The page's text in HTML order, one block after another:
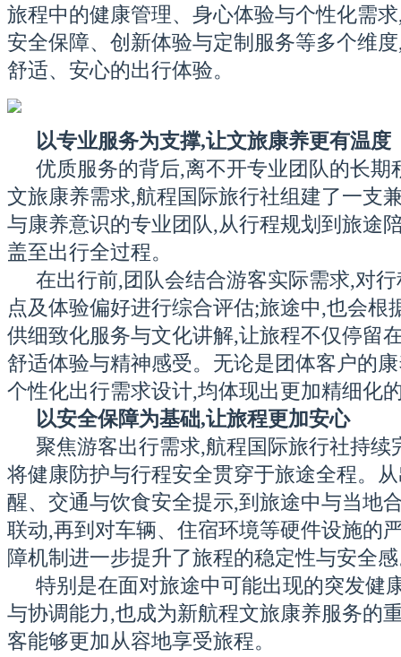
旅程中的健康管理、身心体验与个性化需
安全保障、创新体验与定制服务等多个维
舒适、安心的出行体验。
以专业服务为支撑,让文旅康养更有温度
优质服务的背后,离不开专业团队的长期
文旅康养需求,航程国际旅行社组建了一支
与康养意识的专业团队,从行程规划到旅途
盖至出行全过程。
在出行前,团队会结合游客实际需求,对
点及体验偏好进行综合评估;旅途中,也会根
供细致化服务与文化讲解,让旅程不仅停留
舒适体验与精神感受。无论是团体客户的
个性化出行需求设计,均体现出更加精细化
以安全保障为基础,让旅程更加安心
聚焦游客出行需求,航程国际旅行社持续
将健康防护与行程安全贯穿于旅途全程。
醒、交通与饮食安全提示,到旅途中与当地
联动,再到对车辆、住宿环境等硬件设施的
障机制进一步提升了旅程的稳定性与安全
特别是在面对旅途中可能出现的突发健
与协调能力,也成为新航程文旅康养服务的
客能够更加从容地享受旅程。